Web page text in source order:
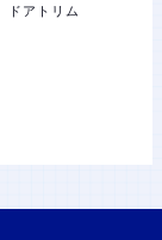
ドアトリム